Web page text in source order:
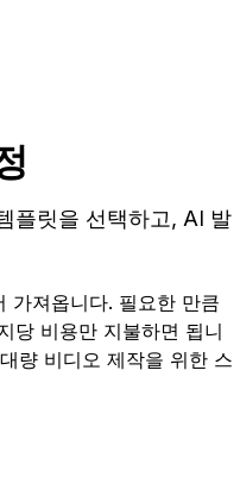
플릿을 선택하고, AI 발
져옵니다. 필요한 만큼
당 비용만 지불하면 됩니
량 비디오 제작을 위한 스